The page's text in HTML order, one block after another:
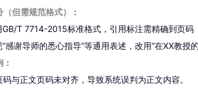
但需规范格式）
：
GB/T 7714-2015标准格式，引用标注需精确到页码
“感谢导师的悉心指导”等通用表述，改用“在XX教
：
码与正文页码未对齐，导致系统误判为正文内容。